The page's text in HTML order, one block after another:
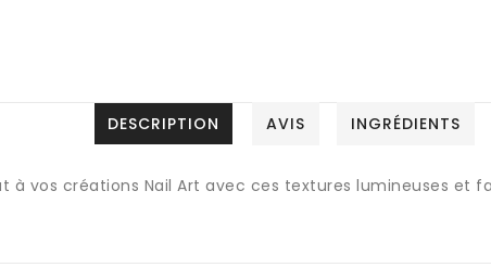
DESCRIPTION AVIS INGRÉDIENTS
à vos créations Nail Art avec ces textures lumineuses et